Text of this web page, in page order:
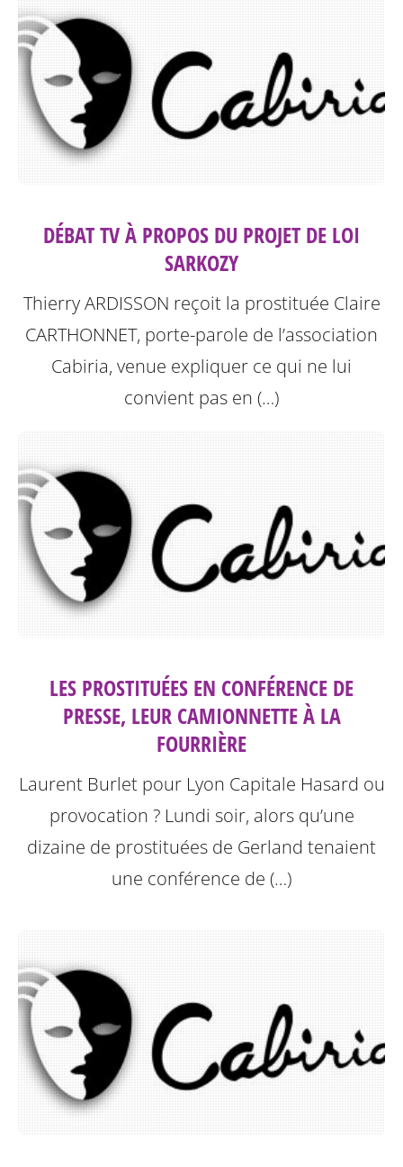
DÉBAT TV À PROPOS DU PROJET DE LOI
SARKOZY
Thierry ARDISSON reçoit la prostituée Claire
CARTHONNET, porte-parole de l’association
Cabiria, venue expliquer ce qui ne lui
convient pas en (…)
LES PROSTITUÉES EN CONFÉRENCE DE
PRESSE, LEUR CAMIONNETTE À LA
FOURRIÈRE
Laurent Burlet pour Lyon Capitale Hasard ou
provocation ? Lundi soir, alors qu’une
dizaine de prostituées de Gerland tenaient
une conférence de (…)